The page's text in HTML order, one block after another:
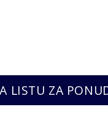
2x6L quantity
LISTU ZA